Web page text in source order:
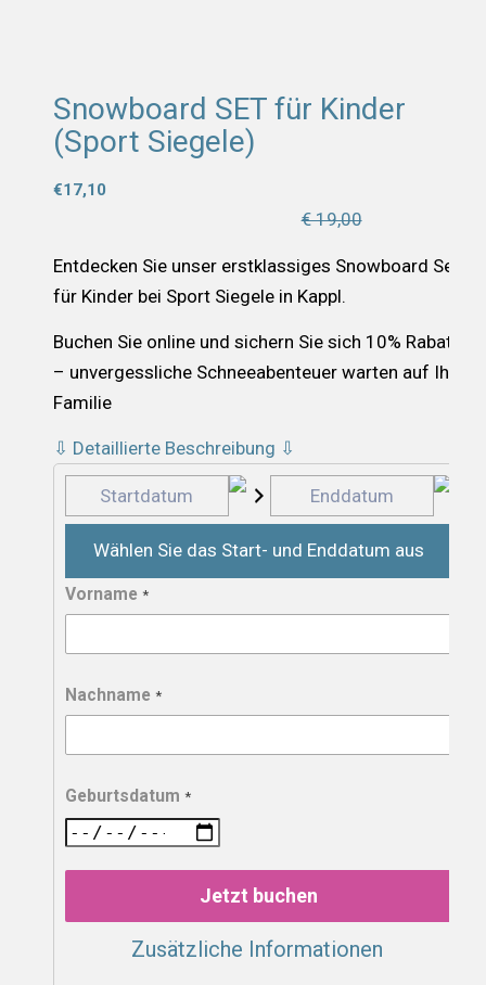
Snowboard SET für Kinder
(Sport Siegele)
€17,10
€ 19,00
Entdecken Sie unser erstklassiges Snowboard Set
für Kinder bei Sport Siegele in Kappl.
Buchen Sie online und sichern Sie sich 10% Rabatt
– unvergessliche Schneeabenteuer warten auf Ihre
Familie
⇩ Detaillierte Beschreibung ⇩
Wählen Sie das Start- und Enddatum aus
Vorname *
Nachname *
Geburtsdatum *
Jetzt buchen
Zusätzliche Informationen